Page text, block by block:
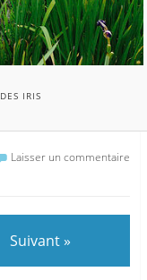
IRIS
Laisser un commentaire
Suivant »